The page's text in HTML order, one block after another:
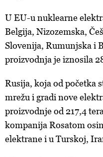
U EU-u nuklearne
Belgija, Nizozemska,
Slovenija, Rumunjska i
proizvodnja je iznosila
Rusija, koja od početka
mrežu i gradi nove
proizvodnje od 217,4
kompanija Rosatom
elektrane i u Turskoj,